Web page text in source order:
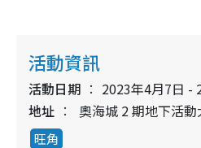
活動資訊
活動日期
2023年4月7日 -
地址
奧海城 2 期地下活
旺角